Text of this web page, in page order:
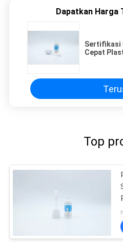
Dapatkan Harga
Sertifikasi
Cepat
Top